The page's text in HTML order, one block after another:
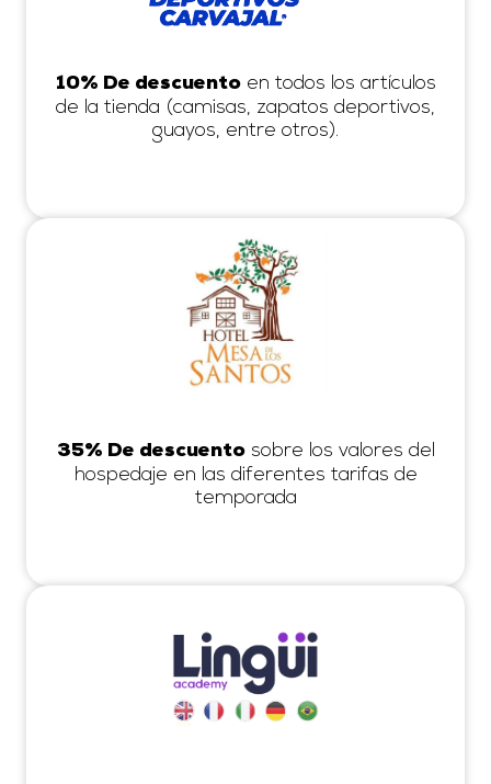
10% De descuentoen todos los artículos
de la tienda (camisas, zapatos deportivos,
guayos, entre otros).
35% De descuentosobre los valores del
hospedaje en las diferentes tarifas de
temporada